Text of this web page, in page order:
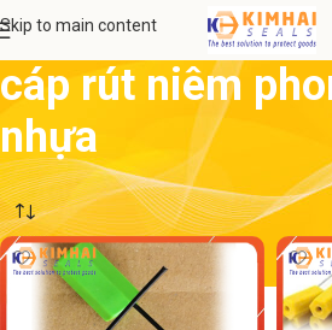
Skip to main content
cáp rút niêm
nhựa